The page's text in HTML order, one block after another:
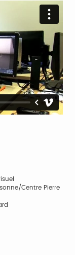
Centre Pierre